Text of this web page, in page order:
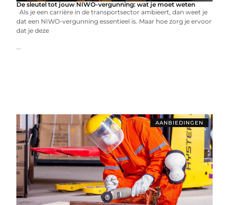
De sleutel tot jouw NIWO-vergunning: wat je moet weten
Als je een carrière in de transportsector ambieert, dan weet je
dat een NIWO-vergunning essentieel is. Maar hoe zorg je ervoor
dat je deze
...
AANBIEDINGEN